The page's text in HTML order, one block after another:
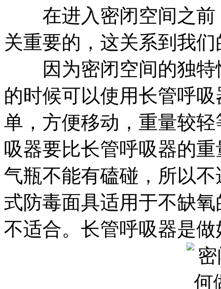
在进入密闭空间之前
关重要的，这关系到我
因为密闭空间的独特
的时候可以使用长管呼
单，方便移动，重量较
吸器要比长管呼吸器的
气瓶不能有磕碰，所以
式防毒面具适用于不缺
不适合。长管呼吸器是